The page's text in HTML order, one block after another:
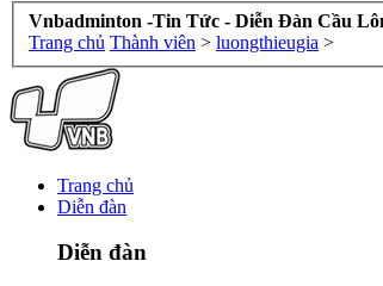
Vnbadminton -Tin Tức - Diễn Đàn Cầu
Trang chủ Thành viên > luongthieugia >
Trang chủ
Diễn đàn
Diễn đàn